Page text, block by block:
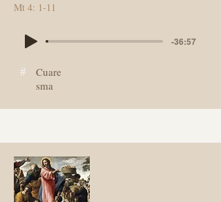
Mt 4: 1-11
-36:57
#
Cuare
sma